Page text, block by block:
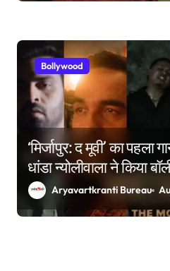
Bollywood
‘मिर्जापुर: द मूवी’ का पहला
धांडा न्योलीवाला ने किया
Aryavartkranti Bureau